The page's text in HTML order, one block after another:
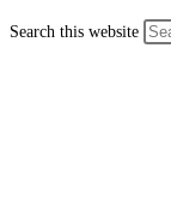
Search this website